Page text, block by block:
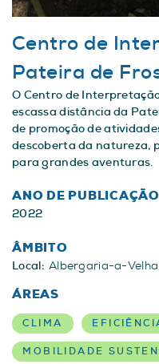
Centro de
Pateira de
O Centro de
escassa distância da
de promoção de
descoberta da natureza,
para grandes aventuras.
ANO DE PUBLICAÇÃO
2022
ÂMBITO
Local: Albergaria-a-Velha
ÁREAS
CLIMA
MOBILIDADE